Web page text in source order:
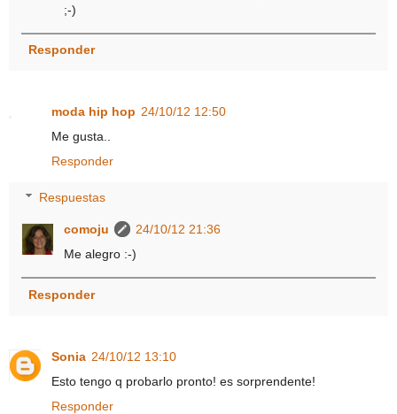
;-)
Responder
moda hip hop 24/10/12 12:50
Me gusta..
Responder
Respuestas
comoju
24/10/12 21:36
Me alegro :-)
Responder
Sonia 24/10/12 13:10
Esto tengo q probarlo pronto! es sorprendente!
Responder